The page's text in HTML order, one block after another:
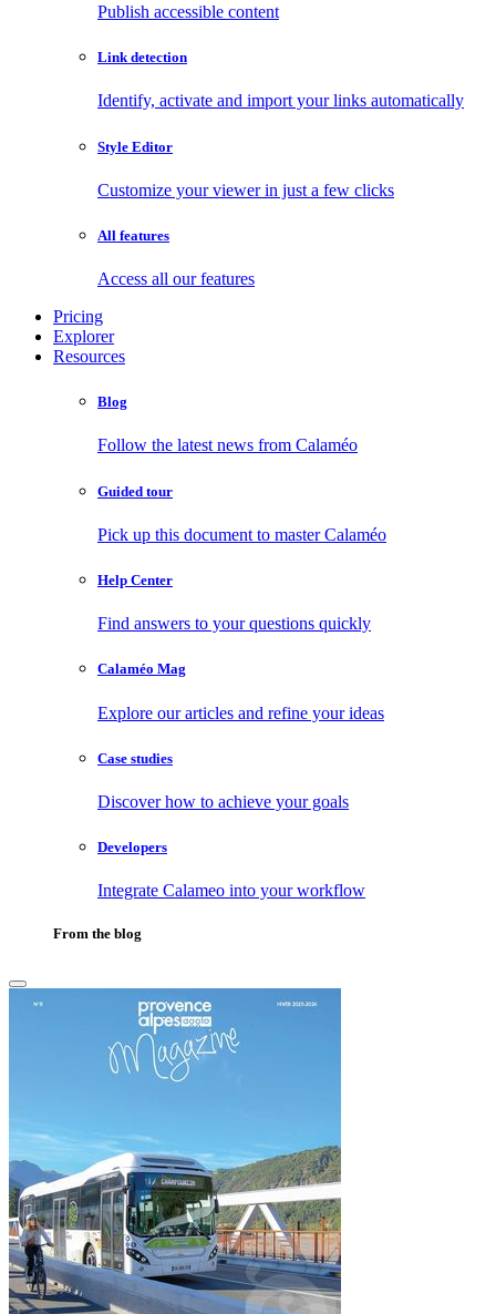
Publish accessible content
Link detection
Identify, activate and import your links automatically
Style Editor
Customize your viewer in just a few clicks
All features
Access all our features
Pricing
Explorer
Resources
Blog
Follow the latest news from Calaméo
Guided tour
Pick up this document to master Calaméo
Help Center
Find answers to your questions quickly
Calaméo Mag
Explore our articles and refine your ideas
Case studies
Discover how to achieve your goals
Developers
Integrate Calameo into your workflow
From the blog